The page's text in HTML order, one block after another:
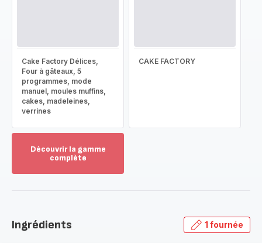
Cake Factory Délices,
Four à gâteaux, 5
programmes, mode
manuel, moules muffins,
cakes, madeleines,
verrines
CAKE FACTORY
Découvrir la gamme
complète
gamme
Ingrédients 1 fournée